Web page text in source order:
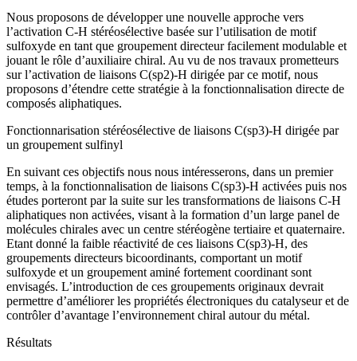
Nous proposons de développer une nouvelle approche vers
l’activation C-H stéréosélective basée sur l’utilisation de motif
sulfoxyde en tant que groupement directeur facilement modulable et
jouant le rôle d’auxiliaire chiral. Au vu de nos travaux prometteurs
sur l’activation de liaisons C(sp2)-H dirigée par ce motif, nous
proposons d’étendre cette stratégie à la fonctionnalisation directe de
composés aliphatiques.
Fonctionnarisation stéréosélective de liaisons C(sp3)-H dirigée par
un groupement sulfinyl
En suivant ces objectifs nous nous intéresserons, dans un premier
temps, à la fonctionnalisation de liaisons C(sp3)-H activées puis nos
études porteront par la suite sur les transformations de liaisons C-H
aliphatiques non activées, visant à la formation d’un large panel de
molécules chirales avec un centre stéréogène tertiaire et quaternaire.
Etant donné la faible réactivité de ces liaisons C(sp3)-H, des
groupements directeurs bicoordinants, comportant un motif
sulfoxyde et un groupement aminé fortement coordinant sont
envisagés. L’introduction de ces groupements originaux devrait
permettre d’améliorer les propriétés électroniques du catalyseur et de
contrôler d’avantage l’environnement chiral autour du métal.
Résultats